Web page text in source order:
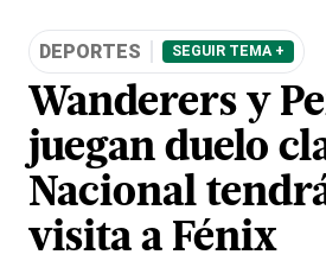
DEPORTES SEGUIR TEMA +
Wanderers y
juegan duelo
Nacional
visita a Fénix